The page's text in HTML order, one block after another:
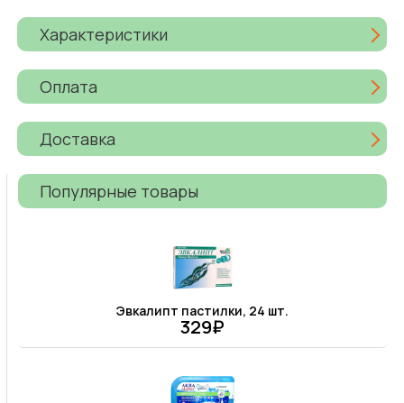
Характеристики
Оплата
Доставка
Популярные товары
Эвкалипт пастилки, 24 шт.
329₽